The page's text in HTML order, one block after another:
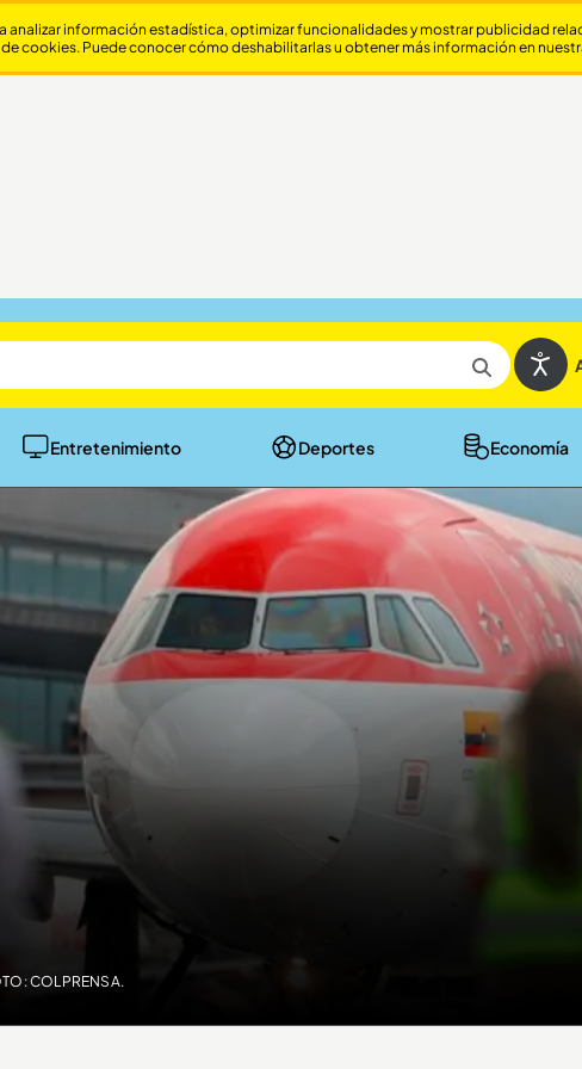
Entretenimiento Deportes Economía
COLPRENSA.
información estadística, optimizar funcionalidades y mostrar publicidad
cookies. Puede conocer cómo deshabilitarlas u obtener más información en